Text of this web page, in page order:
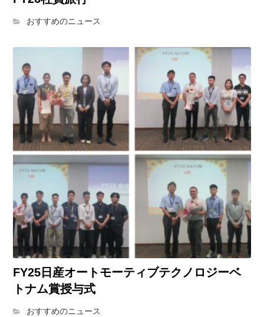
おすすめのニュース
FY25日産オートモーティブテクノロジーベ
トナム賞授与式
おすすめのニュース